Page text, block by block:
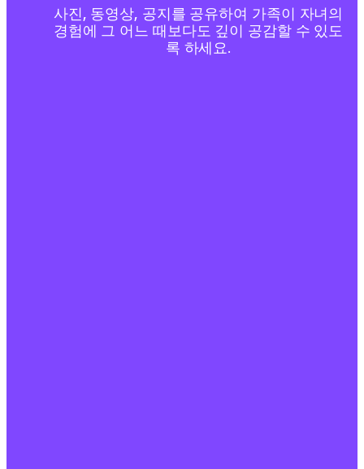
사진, 동영상, 공지를 공유하여 가족이 자녀의
경험에 그 어느 때보다도 깊이 공감할 수 있도
록 하세요.